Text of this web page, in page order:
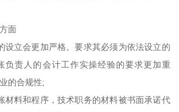
面
设立会更加严格。要求其必须为依法设立的
负责人的会计工作实操经验的要求更加重
的合规性;
材料和程序，技术职务的材料被书面承诺代